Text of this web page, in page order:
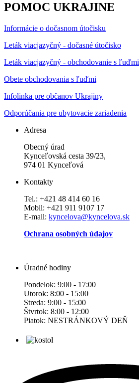
POMOC UKRAJINE
Informácie o dočasnom útočisku
Leták viacjazyčný - dočasné útočisko
Leták viacjazyčný - obchodovanie s ľuďmi
Obete obchodovania s ľuďmi
Infolinka pre občanov Ukrajiny
Odporúčania pre ubytovacie zariadenia
Adresa
Obecný úrad
Kynceľovská cesta 39/23,
974 01 Kynceľová
Kontakty
Tel.: +421 48 414 60 16
Mobil: +421 911 9107 17
E-mail: kyncelova@kyncelova.sk
Ochrana osobných údajov
Úradné hodiny
Pondelok: 9:00 - 17:00
Utorok: 8:00 - 15:00
Streda: 9:00 - 15:00
Štvrtok: 8:00 - 12:00
Piatok: NESTRÁNKOVÝ DEŇ